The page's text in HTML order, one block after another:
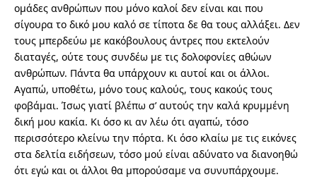
ομάδες ανθρώπων που μόνο καλοί δεν είναι και που
σίγουρα το δικό μου καλό σε τίποτα δε θα τους αλλάξει. Δεν
τους μπερδεύω με κακόβουλους άντρες που εκτελούν
διαταγές, ούτε τους συνδέω με τις δολοφονίες αθώων
ανθρώπων. Πάντα θα υπάρχουν κι αυτοί και οι άλλοι.
Αγαπώ, υποθέτω, μόνο τους καλούς, τους κακούς τους
φοβάμαι. Ίσως γιατί βλέπω σ’ αυτούς την καλά κρυμμένη
δική μου κακία. Κι όσο κι αν λέω ότι αγαπώ, τόσο
περισσότερο κλείνω την πόρτα. Κι όσο κλαίω με τις εικόνες
στα δελτία ειδήσεων, τόσο μού είναι αδύνατο να διανοηθώ
ότι εγώ και οι άλλοι θα μπορούσαμε να συνυπάρχουμε.